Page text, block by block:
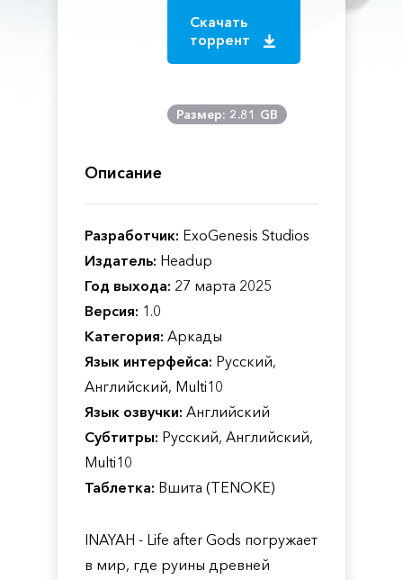
Скачать
торрент
Размер: 2.81 GB
Описание
Разработчик: ExoGenesis Studios
Издатель: Headup
Год выхода: 27 марта 2025
Версия: 1.0
Категория: Аркады
Язык интерфейса: Русский,
Английский, Multi10
Язык озвучки: Английский
Субтитры: Русский, Английский,
Multi10
Таблетка: Вшита (TENOKE)
INAYAH - Life after Gods погружает
в мир, где руины древней